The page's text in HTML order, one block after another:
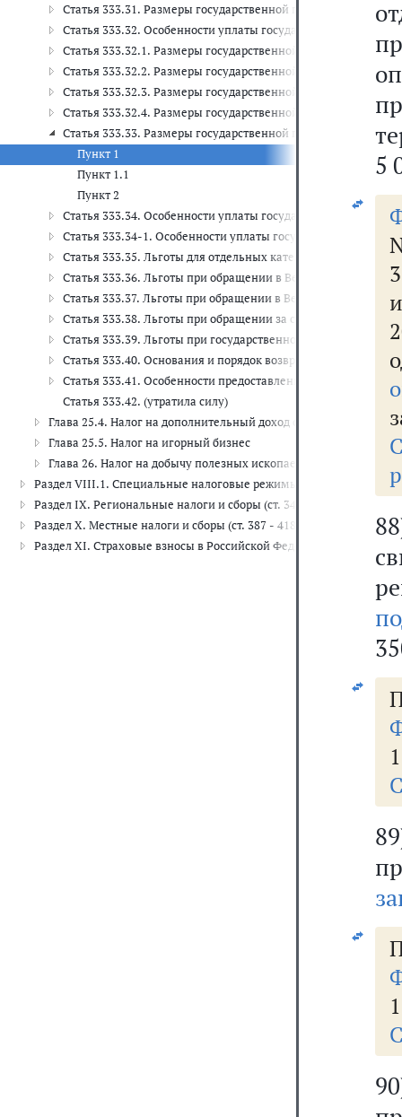
Статья 333.31. Размеры государственной пошлины за
Статья 333.32. Особенности уплаты государственной
Статья 333.32.1. Размеры государственной пошлины за
Статья 333.32.2. Размеры государственной пошлины за
Статья 333.32.3. Размеры государственной пошлины за
Статья 333.32.4. Размеры государственной пошлины за
Статья 333.33. Размеры государственной пошлины за
Пункт 1
Пункт 1.1
Пункт 2
Статья 333.34. Особенности уплаты государственной
Статья 333.34-1. Особенности уплаты государственной
Статья 333.35. Льготы для отдельных категорий физических
Статья 333.36. Льготы при обращении в Верховный Суд
Статья 333.37. Льготы при обращении в Верховный Суд
Статья 333.38. Льготы при обращении за совершением
Статья 333.39. Льготы при государственной регистрации
Статья 333.40. Основания и порядок возврата или зачета
Статья 333.41. Особенности предоставления отсрочки или
Статья 333.42. (утратила силу)
Глава 25.4. Налог на дополнительный доход от добычи
Глава 25.5. Налог на игорный бизнес
Глава 26. Налог на добычу полезных ископаемых (ст. 334 - 346)
Раздел VIII.1. Специальные налоговые режимы (ст. 346.1 - 346.53)
Раздел IX. Региональные налоги и сборы (ст. 347 - 386.1)
Раздел X. Местные налоги и сборы (ст. 387 - 418.9)
Раздел XI. Страховые взносы в Российской Федерации (ст. 419 -
5